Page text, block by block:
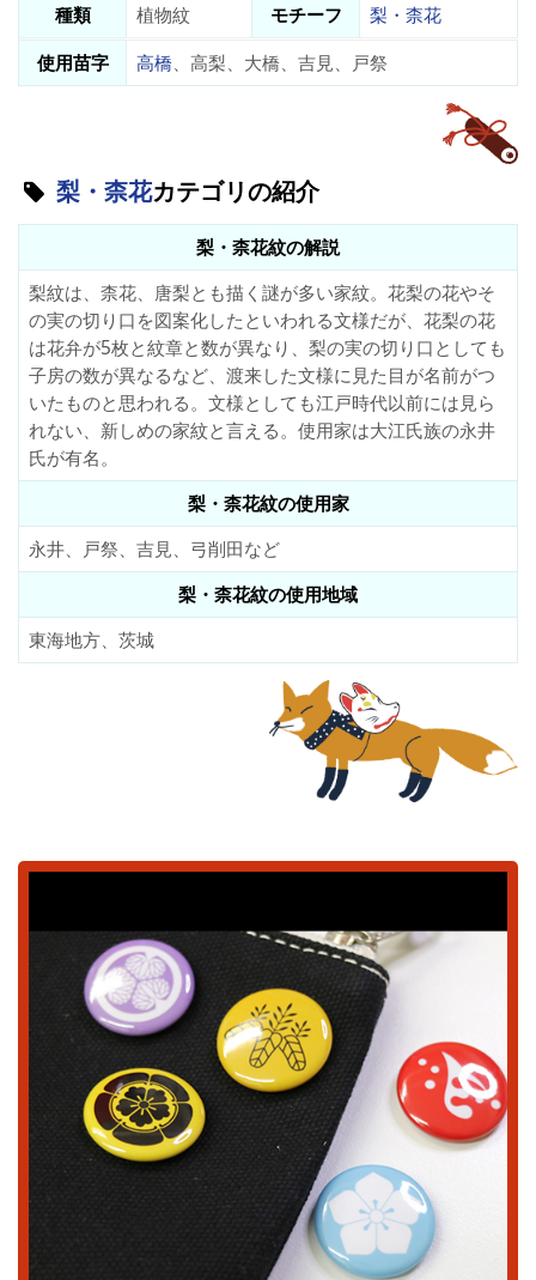
種類
植物紋 モチーフ
梨・柰花
使用苗字
高橋、高梨、大橋、吉見、戸祭
梨・柰花カテゴリの紹介
梨・柰花紋の解説
梨紋は、柰花、唐梨とも描く謎が多い家紋。花梨の花やそ
の実の切り口を図案化したといわれる文様だが、花梨の花
は花弁が5枚と紋章と数が異なり、梨の実の切り口としても
子房の数が異なるなど、渡来した文様に見た目が名前がつ
いたものと思われる。文様としても江戸時代以前には見ら
れない、新しめの家紋と言える。使用家は大江氏族の永井
氏が有名。
梨・柰花紋の使用家
永井、戸祭、吉見、弓削田など
梨・柰花紋の使用地域
東海地方、茨城